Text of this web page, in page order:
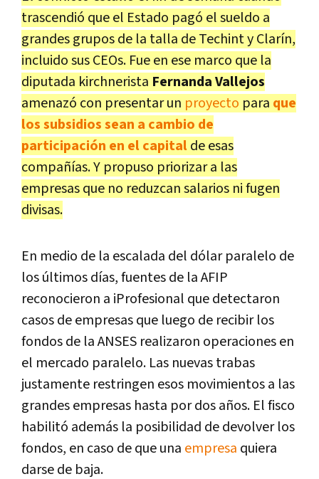
trascendió que el Estado pagó el sueldo a
grandes grupos de la talla de Techint y Clarín,
incluido sus CEOs. Fue en ese marco que la
diputada kirchnerista Fernanda Vallejos
amenazó con presentar un proyecto para que
los subsidios sean a cambio de
participación en el capitalde esas
compañías. Y propuso priorizar a las
empresas que no reduzcan salarios ni fugen
divisas.
En medio de la escalada del dólar paralelo de
los últimos días, fuentes de la AFIP
reconocieron a iProfesional que detectaron
casos de empresas que luego de recibir los
fondos de la ANSES realizaron operaciones en
el mercado paralelo. Las nuevas trabas
justamente restringen esos movimientos a las
grandes empresas hasta por dos años. El fisco
habilitó además la posibilidad de devolver los
fondos, en caso de que una empresa quiera
darse de baja.